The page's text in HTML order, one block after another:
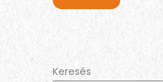
Keresés